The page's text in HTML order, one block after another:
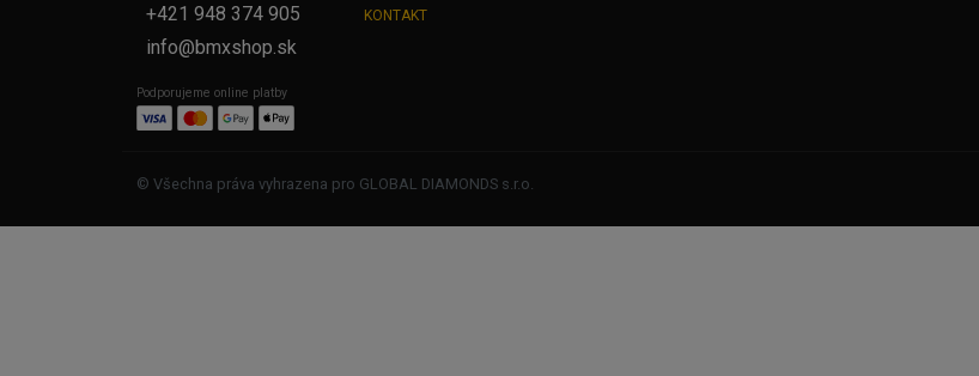
+421 948 374 905
info@bmxshop.sk
Podporujeme online platby
KONTAKT
© Všechna práva vyhrazena pro GLOBAL DIAMONDS s.r.o.